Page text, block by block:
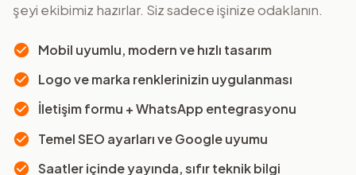
şeyi ekibimiz hazırlar. Siz sadece işinize odaklanın.
Mobil uyumlu, modern ve hızlı tasarım
Logo ve marka renklerinizin uygulanması
İletişim formu + WhatsApp entegrasyonu
Temel SEO ayarları ve Google uyumu
Saatler içinde yayında, sıfır teknik bilgi